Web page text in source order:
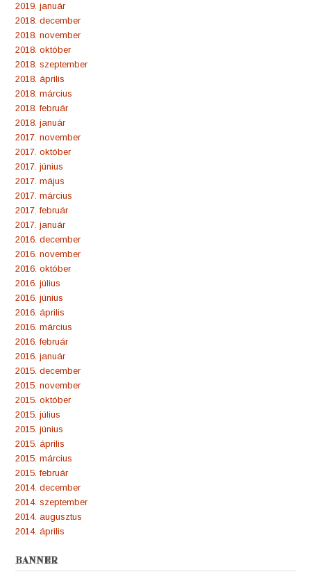
2019. január
2018. december
2018. november
2018. október
2018. szeptember
2018. április
2018. március
2018. február
2018. január
2017. november
2017. október
2017. június
2017. május
2017. március
2017. február
2017. január
2016. december
2016. november
2016. október
2016. július
2016. június
2016. április
2016. március
2016. február
2016. január
2015. december
2015. november
2015. október
2015. július
2015. június
2015. április
2015. március
2015. február
2014. december
2014. szeptember
2014. augusztus
2014. április
BANNER